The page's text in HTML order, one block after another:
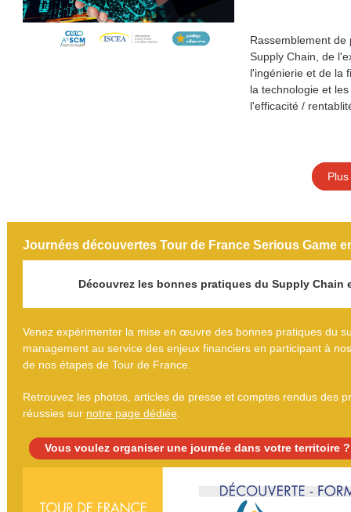
Rassemblement de
Supply Chain, de
l'ingénierie et de la
la technologie et
l'efficacité /
Journées découvertes Tour de France Serious Game
Découvrez les bonnes pratiques du Supply Chain
Venez expérimenter la mise en œuvre des bonnes pratiques du
management au service des enjeux financiers en participant à
de nos étapes de Tour de France.
Retrouvez les photos, articles de presse et comptes rendus des
réussies sur notre page dédiée.
Vous voulez organiser une journée dans votre territoire